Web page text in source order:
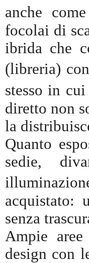
anche
focolai di
ibrida che
(libreria)
stesso in
diretto non
la
Quanto
sedie,
acquistato:
senza
Ampie
design con